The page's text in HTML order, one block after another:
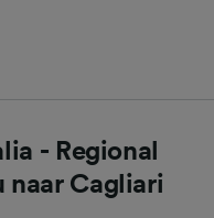
- Regional
naar Cagliari